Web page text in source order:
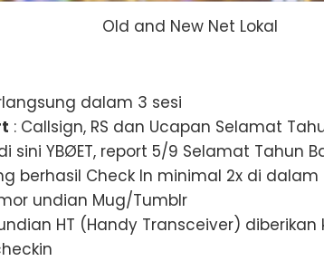
Old and New Net Lokal
dalam 3 sesi
: Callsign, RS dan Ucapan Selamat
sini YBØET, report 5/9 Selamat Tahun
berhasil Check In minimal 2x di dalam
undian Mug/Tumblr
HT (Handy Transceiver) diberikan